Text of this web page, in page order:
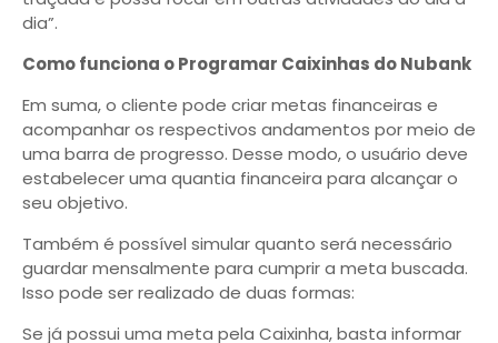
dia”.
Como funciona o Programar Caixinhas do Nubank
Em suma, o cliente pode criar metas financeiras e
acompanhar os respectivos andamentos por meio de
uma barra de progresso. Desse modo, o usuário deve
estabelecer uma quantia financeira para alcançar o
seu objetivo.
Também é possível simular quanto será necessário
guardar mensalmente para cumprir a meta buscada.
Isso pode ser realizado de duas formas:
Se já possui uma meta pela Caixinha, basta informar